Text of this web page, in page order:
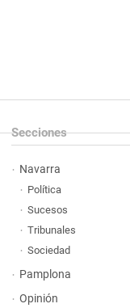
Secciones
Navarra
Política
Sucesos
Tribunales
Sociedad
Pamplona
Opinión